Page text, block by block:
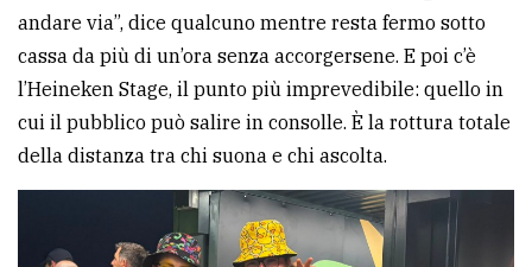
andare via”, dice qualcuno mentre resta fermo sotto
cassa da più di un’ora senza accorgersene. E poi c’è
l’Heineken Stage, il punto più imprevedibile: quello in
cui il pubblico può salire in consolle. È la rottura totale
della distanza tra chi suona e chi ascolta.